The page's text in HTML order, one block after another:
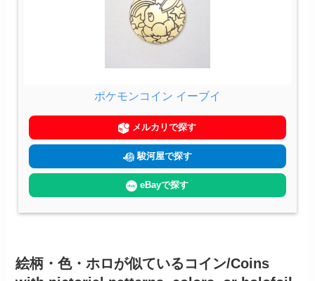
ポケモンコイン イーブイ
メルカリで探す
駿河屋で探す
eBayで探す
絵柄・色・ホロが似ているコイン/Coins